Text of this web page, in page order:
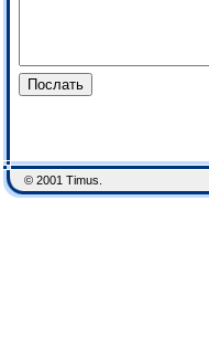
© 2001 Timus.